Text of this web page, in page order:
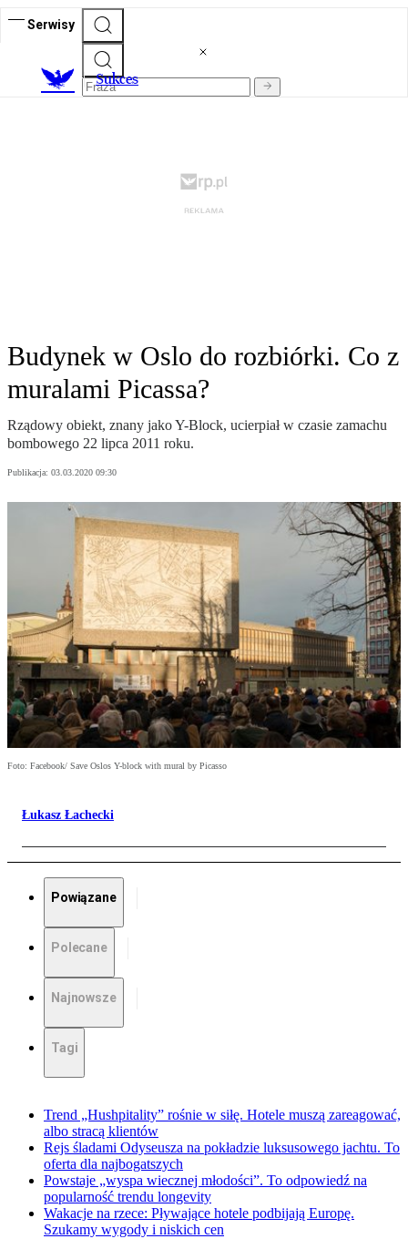
Serwisy
Sukces
Budynek w Oslo do rozbiórki. Co z
muralami Picassa?
Rządowy obiekt, znany jako Y-Block, ucierpiał w czasie zamachu
bombowego 22 lipca 2011 roku.
Publikacja: 03.03.2020 09:30
Foto: Facebook/ Save Oslos Y-block with mural by Picasso
Łukasz Łachecki
Powiązane
Polecane
Najnowsze
Tagi
Trend „Hushpitality” rośnie w siłę. Hotele muszą zareagować,
albo stracą klientów
Rejs śladami Odyseusza na pokładzie luksusowego jachtu. To
oferta dla najbogatszych
Powstaje „wyspa wiecznej młodości”. To odpowiedź na
popularność trendu longevity
Wakacje na rzece: Pływające hotele podbijają Europę.
Szukamy wygody i niskich cen